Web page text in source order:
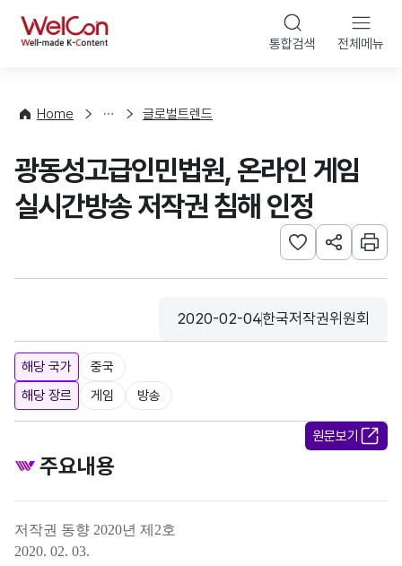
WelCon 통합검색 전체메뉴
Home
향
계
글로벌트렌드
광동성고급인민법원, 온라인 게임
실시간방송 저작권 침해 인정
관심사 등록하기
URL 공유하
인쇄
등록일
2020-02-04
수집기관
한국저작권위원회
해당 국가
중국
해당 장르
게임 방송
원문보기
주요내용
저작권 동향 2020년 제 2호
2020. 02. 03.